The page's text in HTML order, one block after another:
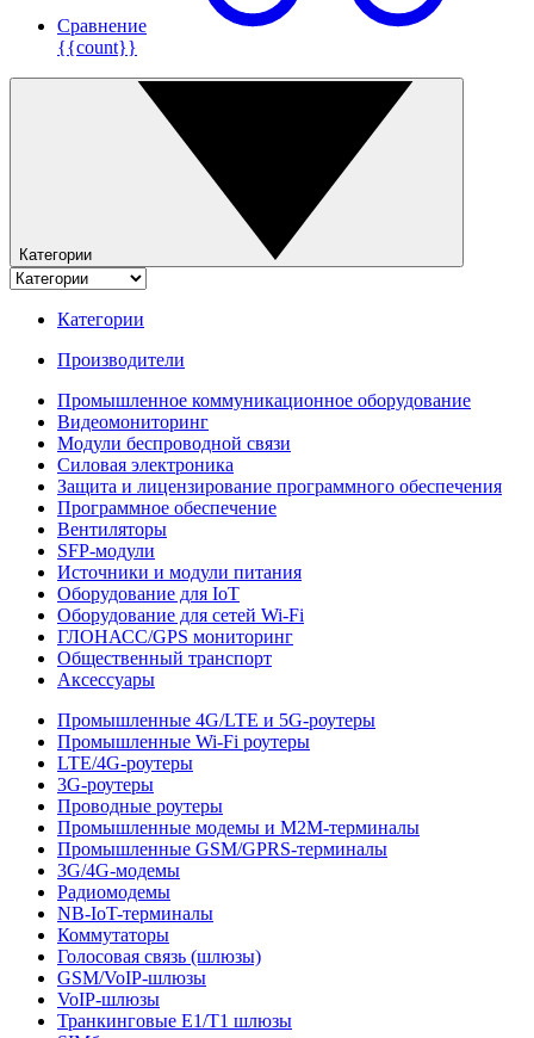
Сравнение
{{count}}
Категории
Категории
Производители
Промышленное коммуникационное оборудование
Видеомониторинг
Модули беспроводной связи
Силовая электроника
Защита и лицензирование программного обеспечения
Программное обеспечение
Вентиляторы
SFP-модули
Источники и модули питания
Оборудование для IoT
Оборудование для сетей Wi-Fi
ГЛОНАСС/GPS мониторинг
Общественный транспорт
Аксессуары
Промышленные 4G/LTE и 5G-роутеры
Промышленные Wi-Fi роутеры
LTE/4G-роутеры
3G-роутеры
Проводные роутеры
Промышленные модемы и M2M-терминалы
Промышленные GSM/GPRS-терминалы
3G/4G-модемы
Радиомодемы
NB-IoT-терминалы
Коммутаторы
Голосовая связь (шлюзы)
GSM/VoIP-шлюзы
VoIP-шлюзы
Транкинговые E1/T1 шлюзы